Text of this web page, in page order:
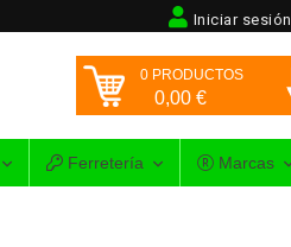
Iniciar sesión
0 PRODUCTOS
0,00 €
Ferretería Marcas